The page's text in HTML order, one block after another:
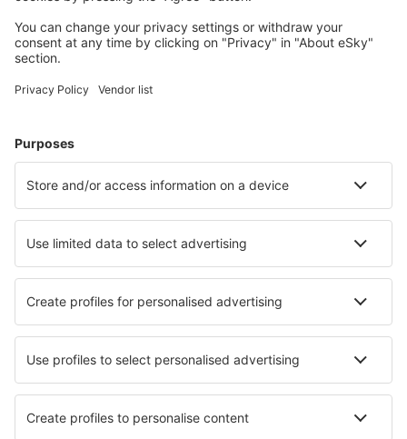
Isplaniraj svoj put
Avio Karte
Smještaj
Let+Hotel
Parking
Transfer
Atrakcije
Saznaj više
Mobilna aplikacija
Avio kompanije
Wizz Air